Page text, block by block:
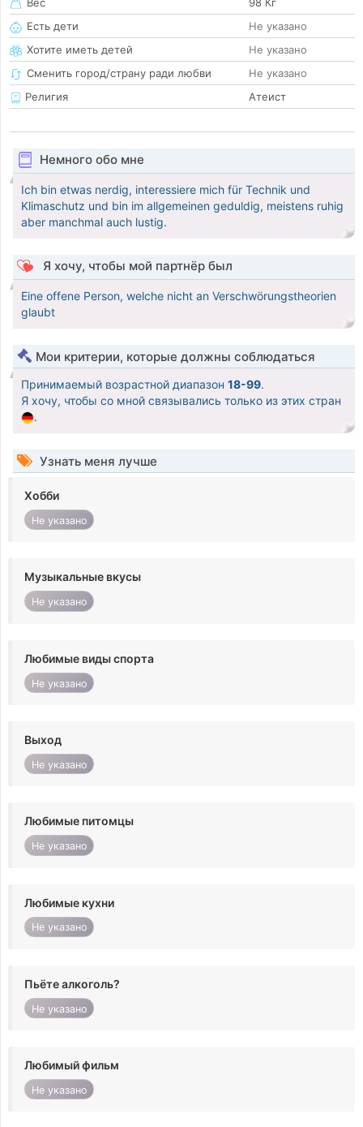
Есть дети
Не указано
Хотите иметь детей
Не указано
Сменить город/страну ради любви
Не указано
Религия
Атеист
Немного обо мне
Ich bin etwas nerdig, interessiere mich für Technik und
Klimaschutz und bin im allgemeinen geduldig, meistens ruhig
aber manchmal auch lustig.
Я хочу, чтобы мой партнёр был
Eine offene Person, welche nicht an Verschwörungstheorien
glaubt
Мои критерии, которые должны соблюдаться
Принимаемый возрастной диапазон 18-99.
Я хочу, чтобы со мной связывались только из этих стран
.
Узнать меня лучше
Хобби
Не указано
Музыкальные вкусы
Не указано
Любимые виды спорта
Не указано
Выход
Не указано
Любимые питомцы
Не указано
Любимые кухни
Не указано
Пьёте алкоголь?
Не указано
Любимый фильм
Не указано